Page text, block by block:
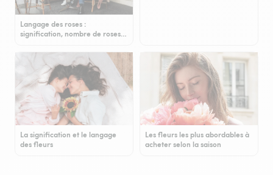
Langage des roses :
signification, nombre de roses…
La signification et le langage
des fleurs
Les fleurs les plus abordables à
acheter selon la saison